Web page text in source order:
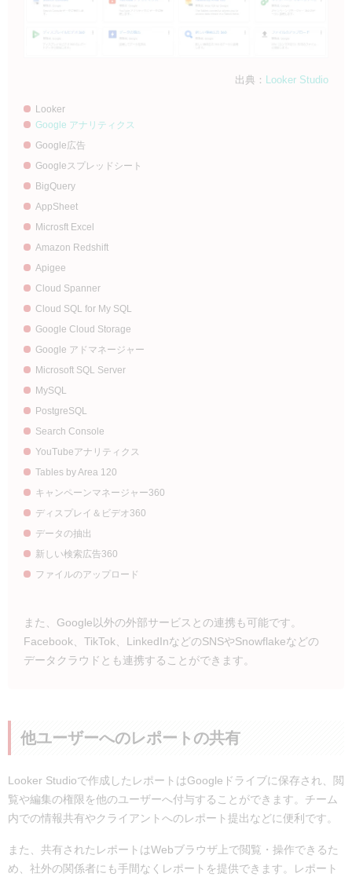
出典： Looker Studio
Looker
Google アナリティクス
Google広告
Googleスプレッドシート
BigQuery
AppSheet
Microsft Excel
Amazon Redshift
Apigee
Cloud Spanner
Cloud SQL for My SQL
Google Cloud Storage
Google アドマネージャー
Microsoft SQL Server
MySQL
PostgreSQL
Search Console
YouTubeアナリティクス
Tables by Area 120
キャンペーンマネージャー360
ディスプレイ＆ビデオ360
データの抽出
新しい検索広告360
ファイルのアップロード
また、Google以外の外部サービスとの連携も可能です。
Facebook、TikTok、LinkedInなどのSNSやSnowflakeなどの
データクラウドとも連携することができます。
他ユーザーへのレポートの共有
Looker Studioで作成したレポートはGoogleドライブに保存され、閲
覧や編集の権限を他のユーザーへ付与することができます。チーム
内での情報共有やクライアントへのレポート提出などに便利です。
また、共有されたレポートはWebブラウザ上で閲覧・操作できるた
め、社外の関係者にも手間なくレポートを提供できます。レポート